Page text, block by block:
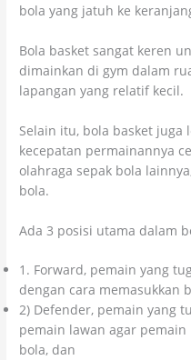
bola yang jatuh ke
Bola basket sangat keren
dimainkan di gym dalam
lapangan yang relatif kecil.
Selain itu, bola basket
kecepatan permainannya
olahraga sepak bola
bola.
Ada 3 posisi utama dalam
1. Forward, pemain yang
dengan cara memasukkan
2) Defender, pemain yang
pemain lawan agar
bola, dan